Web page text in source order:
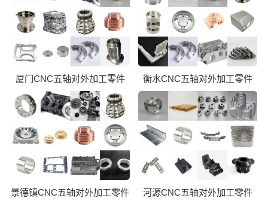
厦门CNC五轴对外加工零件 衡水CNC五轴对外加工零件
景德镇CNC五轴对外加工零件 河源CNC五轴对外加工零件